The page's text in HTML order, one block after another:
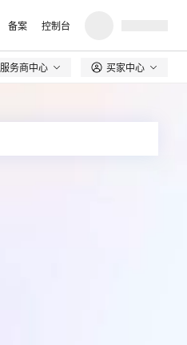
备案 控制台
服务商中心 买家中心